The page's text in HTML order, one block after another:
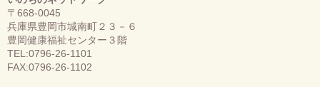
〒668-0045
兵庫県豊岡市城南町２３－６
豊岡健康福祉センター３階
TEL:0796-26-1101
FAX:0796-26-1102